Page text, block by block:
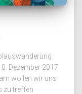
Dezember 2017
wollen wir uns
zu treffen